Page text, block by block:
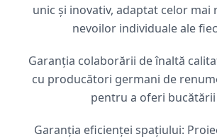
unic și inovativ, adaptat celor mai
nevoilor individuale ale
Garanția colaborării de înaltă
cu producători germani de
pentru a oferi
Garanția eficienței spațiului: